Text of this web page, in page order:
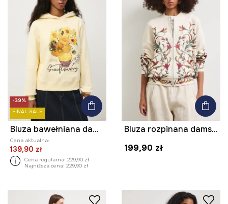
-39%
FINAL SALE
Bluza bawełniana damska z kolekcji Eviva L'arte
Cena aktualna:
139,90 zł
Cena regularna: 229,90 zł
Najniższa cena: 229,90 zł
Bluza rozpinana damska bawełniana
199,90 zł